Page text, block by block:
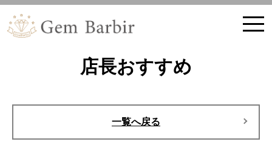
店長おすすめ
一覧へ戻る